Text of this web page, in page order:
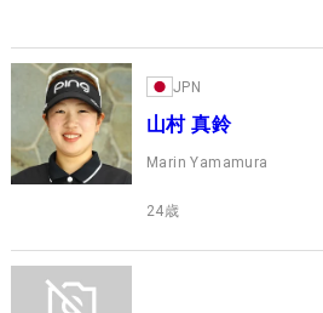
JPN
山村 真鈴
Marin Yamamura
24歳